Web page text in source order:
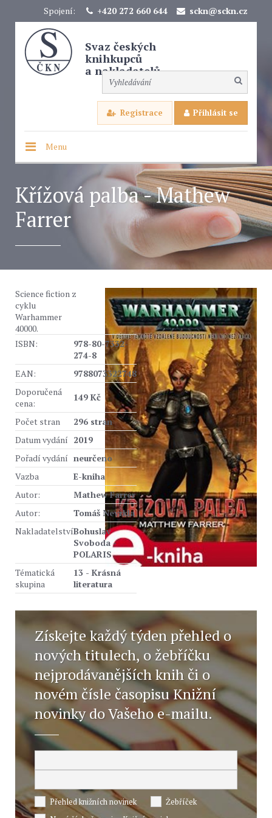
Spojení: +420 272 660 644 sckn@sckn.cz
Svaz českých
knihkupců
a nakladatelů
Registrace Přihlásit se
Menu
Křížová palba - Mathew
Farrer
Science fiction z
cyklu
Warhammer
40000.
ISBN:
978-80-7332-
274-8
EAN:
9788073322748
Doporučená
cena:
149 Kč
Počet stran
296 stran
Datum vydání 2019
Pořadí vydání neurčeno
Vazba
E-kniha
Autor:
Mathew Farrer
Autor:
Tomáš Nevrkla
NakladatelstvíBohuslav
Svoboda -
POLARIS
Tématická
skupina
13 - Krásná
literatura
Získejte každý týden přehled o
nových titulech, o žebříčku
nejprodávanějších knih či o
novém čísle časopisu Knižní
novinky do Vašeho e-mailu.
Přehled knižních novinek
Žebříček